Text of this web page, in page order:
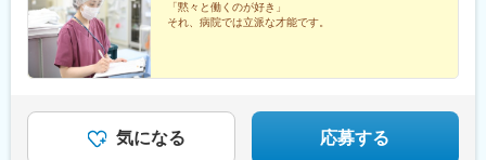
／東京都江東区豊洲5-1-38※受動喫煙対策：施設内全面禁煙
「黙々と働くのが好き」
それ、病院では立派な才能です。
気になる 応募する